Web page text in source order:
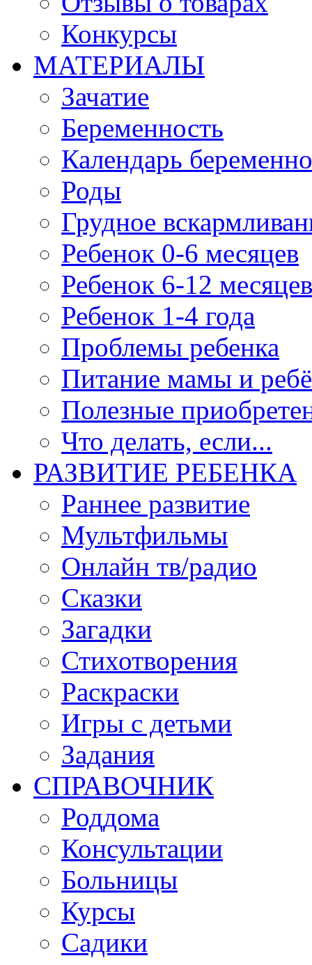
Конкурсы
МАТЕРИАЛЫ
Зачатие
Беременность
Календарь
Роды
Грудное
Ребенок 0-6 месяцев
Ребенок 6-12 месяцев
Ребенок 1-4 года
Проблемы ребенка
Питание мамы и
Полезные
Что делать, если...
РАЗВИТИЕ РЕБЕНКА
Раннее развитие
Мультфильмы
Онлайн тв/радио
Сказки
Загадки
Стихотворения
Раскраски
Игры c детьми
Задания
СПРАВОЧНИК
Роддома
Консультации
Больницы
Курсы
Садики